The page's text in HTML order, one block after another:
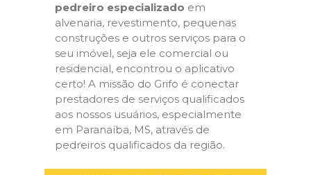
pedreiro especializado em
alvenaria, revestimento, pequenas
construções e outros serviços para o
seu imóvel, seja ele comercial ou
residencial, encontrou o aplicativo
certo! A missão do Grifo é conectar
prestadores de serviços qualificados
aos nossos usuários, especialmente
em Paranaíba, MS, através de
pedreiros qualificados da região.